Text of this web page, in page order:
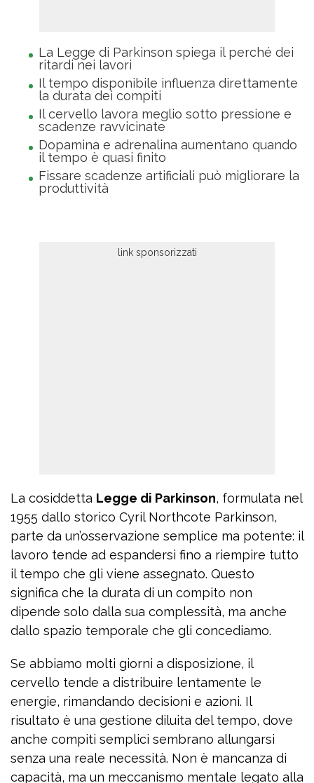
La Legge di Parkinson spiega il perché dei
ritardi nei lavori
Il tempo disponibile influenza direttamente
la durata dei compiti
Il cervello lavora meglio sotto pressione e
scadenze ravvicinate
Dopamina e adrenalina aumentano quando
il tempo è quasi finito
Fissare scadenze artificiali può migliorare la
produttività
La cosiddetta Legge di Parkinson, formulata nel
1955 dallo storico Cyril Northcote Parkinson,
parte da un’osservazione semplice ma potente: il
lavoro tende ad espandersi fino a riempire tutto
il tempo che gli viene assegnato. Questo
significa che la durata di un compito non
dipende solo dalla sua complessità, ma anche
dallo spazio temporale che gli concediamo.
Se abbiamo molti giorni a disposizione, il
cervello tende a distribuire lentamente le
energie, rimandando decisioni e azioni. Il
risultato è una gestione diluita del tempo, dove
anche compiti semplici sembrano allungarsi
senza una reale necessità. Non è mancanza di
capacità, ma un meccanismo mentale legato alla